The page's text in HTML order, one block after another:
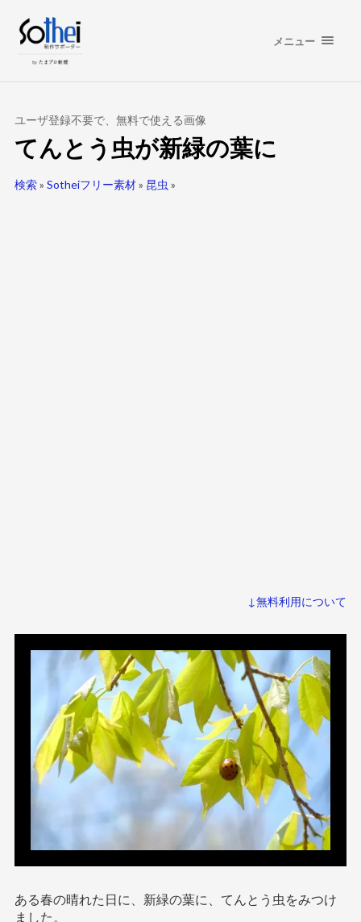
メニュー
ユーザ登録不要で、無料で使える画像
てんとう虫が新緑の葉に
検索» Sotheiフリー素材» 昆虫 »
↓無料利用について
ある春の晴れた日に、新緑の葉に、てんとう虫をみつけ
ました。